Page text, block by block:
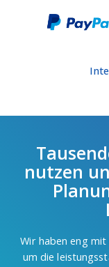
nutzen
Wir haben eng
um die